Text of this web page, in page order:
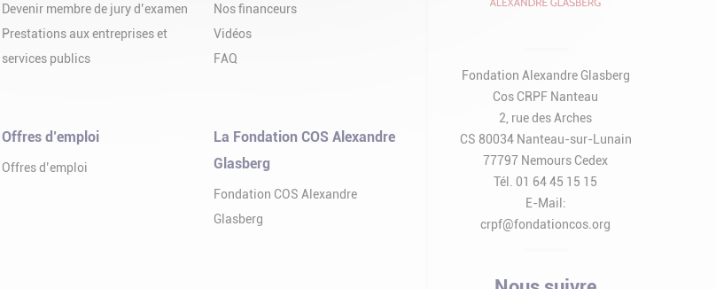
Devenir membre de jury d’examen
Prestations aux entreprises et
services publics
Nos financeurs
Vidéos
FAQ
Offres d’emploi
Offres d’emploi
La Fondation COS Alexandre
Glasberg
Fondation COS Alexandre
Glasberg
Fondation Alexandre Glasberg
Cos CRPF Nanteau
2, rue des Arches
CS 80034 Nanteau-sur-Lunain
77797 Nemours Cedex
Tél. 01 64 45 15 15
E-Mail:
crpf@fondationcos.org